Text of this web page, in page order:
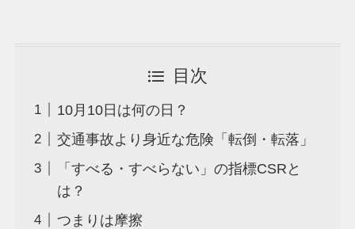
目次
10月10日は何の日？
交通事故より身近な危険「転倒・転落」
「すべる・すべらない」の指標CSRと
は？
つまりは摩擦